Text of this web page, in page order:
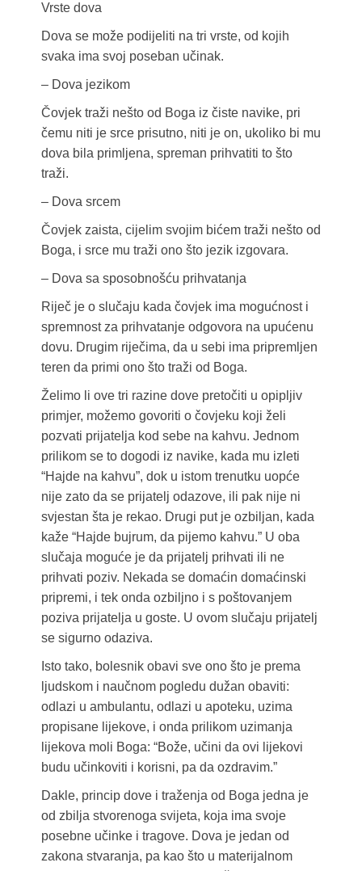
Vrste dova
Dova se može podijeliti na tri vrste, od kojih
svaka ima svoj poseban učinak.
– Dova jezikom
Čovjek traži nešto od Boga iz čiste navike, pri
čemu niti je srce prisutno, niti je on, ukoliko bi mu
dova bila primljena, spreman prihvatiti to što
traži.
– Dova srcem
Čovjek zaista, cijelim svojim bićem traži nešto od
Boga, i srce mu traži ono što jezik izgovara.
– Dova sa sposobnošću prihvatanja
Riječ je o slučaju kada čovjek ima mogućnost i
spremnost za prihvatanje odgovora na upućenu
dovu. Drugim riječima, da u sebi ima pripremljen
teren da primi ono što traži od Boga.
Želimo li ove tri razine dove pretočiti u opipljiv
primjer, možemo govoriti o čovjeku koji želi
pozvati prijatelja kod sebe na kahvu. Jednom
prilikom se to dogodi iz navike, kada mu izleti
“Hajde na kahvu”, dok u istom trenutku uopće
nije zato da se prijatelj odazove, ili pak nije ni
svjestan šta je rekao. Drugi put je ozbiljan, kada
kaže “Hajde bujrum, da pijemo kahvu.” U oba
slučaja moguće je da prijatelj prihvati ili ne
prihvati poziv. Nekada se domaćin domaćinski
pripremi, i tek onda ozbiljno i s poštovanjem
poziva prijatelja u goste. U ovom slučaju prijatelj
se sigurno odaziva.
Isto tako, bolesnik obavi sve ono što je prema
ljudskom i naučnom pogledu dužan obaviti:
odlazi u ambulantu, odlazi u apoteku, uzima
propisane lijekove, i onda prilikom uzimanja
lijekova moli Boga: “Bože, učini da ovi lijekovi
budu učinkoviti i korisni, pa da ozdravim.”
Dakle, princip dove i traženja od Boga jedna je
od zbilja stvorenoga svijeta, koja ima svoje
posebne učinke i tragove. Dova je jedan od
zakona stvaranja, pa kao što u materijalnom